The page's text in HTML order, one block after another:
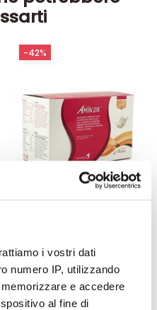
i vostri dati
numero IP, utilizzando
e accedere
al fine di
potrebbero
Amin 21 K neutro